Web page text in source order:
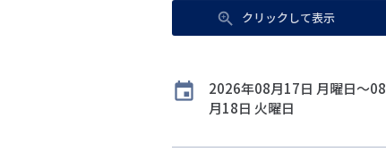
クリックして表示
開
催
2026年08月17日 月曜日〜08
月18日 火曜日